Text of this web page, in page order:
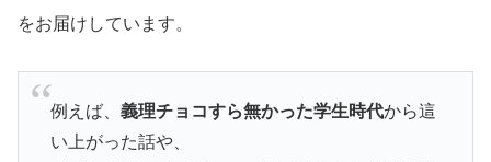
をお届けしています。
例えば、 義理チョコすら無かった学生時代から這
い上がった話や、